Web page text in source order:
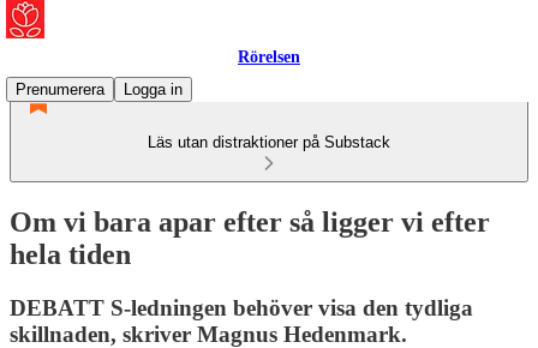
Rörelsen
Prenumerera
Logga in
Läs utan distraktioner på Substack
Om vi bara apar efter så ligger vi efter
hela tiden
DEBATT S-ledningen behöver visa den tydliga
skillnaden, skriver Magnus Hedenmark.